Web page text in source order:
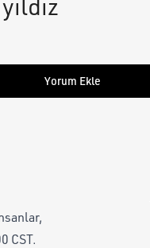
yıldız
Yorum Ekle
CST.